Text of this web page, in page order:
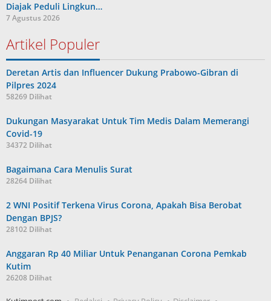
Diajak Peduli Lingkun…
7 Agustus 2026
Artikel Populer
Deretan Artis dan Influencer Dukung Prabowo-Gibran di
Pilpres 2024
58269 Dilihat
Dukungan Masyarakat Untuk Tim Medis Dalam Memerangi
Covid-19
34372 Dilihat
Bagaimana Cara Menulis Surat
28264 Dilihat
2 WNI Positif Terkena Virus Corona, Apakah Bisa Berobat
Dengan BPJS?
28102 Dilihat
Anggaran Rp 40 Miliar Untuk Penanganan Corona Pemkab
Kutim
26208 Dilihat